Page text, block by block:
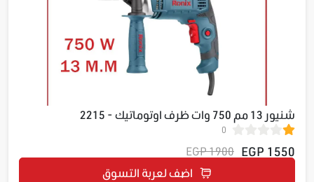
شنيور 13 مم 750 وات ظرف اوتوماتيك - 2215
0
1550 EGP
1900 EGP
اضف لعربة التسوق